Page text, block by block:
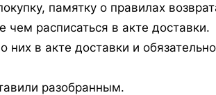
памятку о правилах
расписаться в акте доставки.
в акте доставки и обязательно
разобранным.